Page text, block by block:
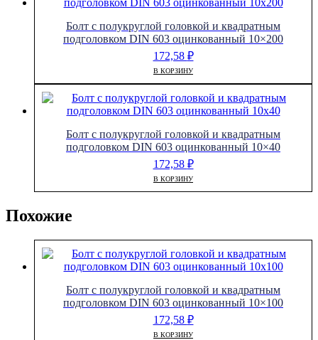
Болт с полукруглой головкой и квадратным
подголовком DIN 603 оцинкованный 10×200
172,58 ₽
В КОРЗИНУ
Болт с полукруглой головкой и квадратным
подголовком DIN 603 оцинкованный 10×40
172,58 ₽
В КОРЗИНУ
Похожие
Болт с полукруглой головкой и квадратным
подголовком DIN 603 оцинкованный 10×100
172,58 ₽
В КОРЗИНУ